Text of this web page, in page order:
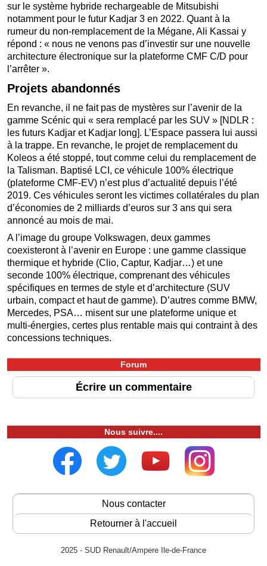
sur le système hybride rechargeable de Mitsubishi
notamment pour le futur Kadjar 3 en 2022. Quant à la
rumeur du non-remplacement de la Mégane, Ali Kassai y
répond : « nous ne venons pas d’investir sur une nouvelle
architecture électronique sur la plateforme CMF C/D pour
l’arrêter ».
Projets abandonnés
En revanche, il ne fait pas de mystères sur l’avenir de la
gamme Scénic qui « sera remplacé par les SUV » [NDLR :
les futurs Kadjar et Kadjar long]. L’Espace passera lui aussi
à la trappe. En revanche, le projet de remplacement du
Koleos a été stoppé, tout comme celui du remplacement de
la Talisman. Baptisé LCI, ce véhicule 100% électrique
(plateforme CMF-EV) n’est plus d’actualité depuis l’été
2019. Ces véhicules seront les victimes collatérales du plan
d’économies de 2 milliards d’euros sur 3 ans qui sera
annoncé au mois de mai.
A l’image du groupe Volkswagen, deux gammes
coexisteront à l’avenir en Europe : une gamme classique
thermique et hybride (Clio, Captur, Kadjar…) et une
seconde 100% électrique, comprenant des véhicules
spécifiques en termes de style et d’architecture (SUV
urbain, compact et haut de gamme). D’autres comme BMW,
Mercedes, PSA… misent sur une plateforme unique et
multi-énergies, certes plus rentable mais qui contraint à des
concessions techniques.
Forum
Écrire un commentaire
Nous suivre....
Nous contacter
Retourner à l'accueil
2025 - SUD Renault/Ampere Ile-de-France